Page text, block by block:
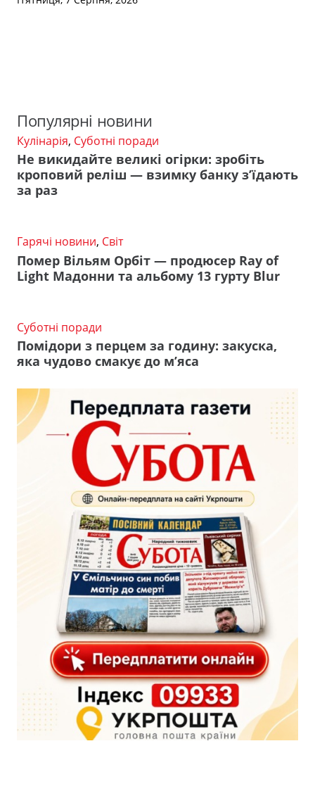
Популярні новини
Кулінарія, Суботні поради
Не викидайте великі огірки: зробіть
кроповий реліш — взимку банку з’їдають
за раз
Гарячі новини, Світ
Помер Вільям Орбіт — продюсер Ray of
Light Мадонни та альбому 13 гурту Blur
Суботні поради
Помідори з перцем за годину: закуска,
яка чудово смакує до м’яса